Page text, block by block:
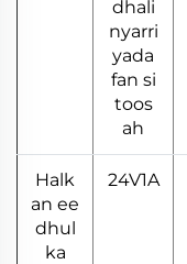
dhali
nyarri
yada
fan si
toos
ah
24V1A
Halk
an ee
dhul
ka